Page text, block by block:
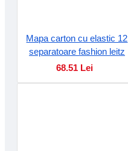
Mapa carton cu elastic 12
separatoare fashion leitz
68.51 Lei